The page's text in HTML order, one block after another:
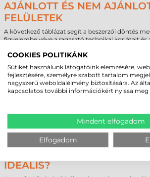
AJÁNLOTT ÉS NEM
FELÜLETEK
A következő táblázat segít a beszerzői döntés
figyelembe véve a ragasztó technikai korlátait és
Ajánlott Feltételes
alacsony felületi energiájú
műanyag (PE, PP)
enyhén érdes
műanyag
enyhén
festett fém felületek tisztított, sima fa
üveg
enyhén hajlított
felület
IDEÁLIS?
COOKIES POLITIKÁNK
Sütiket használunk látogatóink elemzésére,
fejlesztésére, személyre szabott tartalom
nagyszerű weboldalélmény biztosítására. Az
kapcsolatos további információkért nyissa meg
Mindent elfogadom
Elfogadom